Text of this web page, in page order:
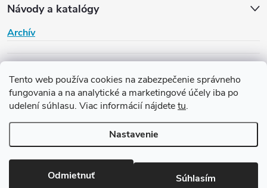
Tento web používa cookies na zabezpečenie správneho
fungovania a na analytické a marketingové účely iba po
udelení súhlasu. Viac informácií nájdetetu.
Nastavenie
Odmietnuť Súhlasím
Návody a katalógy
Archív
nastavenie cookies